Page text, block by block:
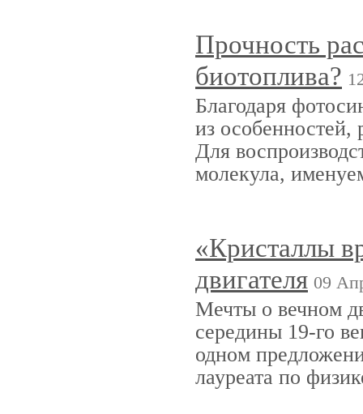
Прочность
биотоплива?
Благодаря
из
Для
молекула,
«Кристаллы
двигателя 09
Мечты о вечном
середины 19-го
одном
лауреата по